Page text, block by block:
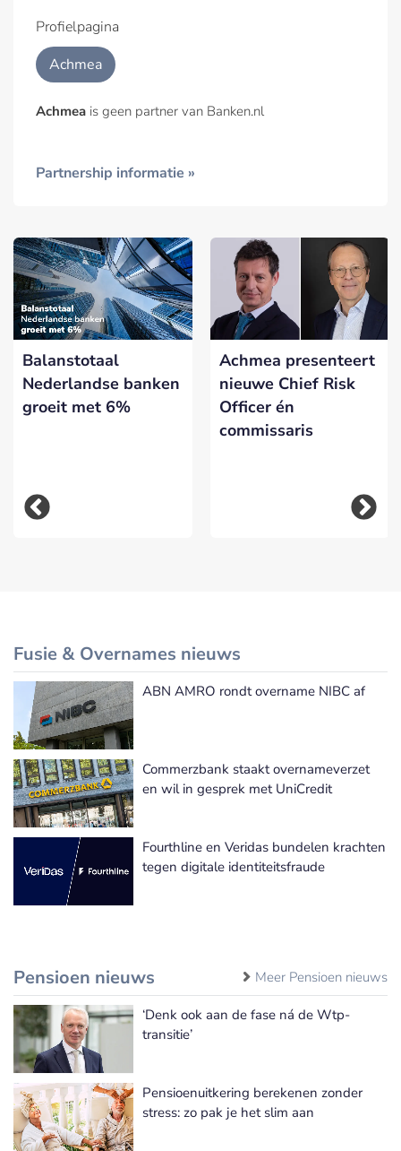
Profielpagina
Achmea
Achmea is geen partner van Banken.nl
Partnership informatie »
Balanstotaal
Nederlandse banken
groeit met 6%
Achmea presenteert
nieuwe Chief Risk
Officer én
commissaris
Fusie & Overnames nieuws
ABN AMRO rondt overname NIBC af
Commerzbank staakt overnameverzet
en wil in gesprek met UniCredit
Fourthline en Veridas bundelen krachten
tegen digitale identiteitsfraude
Pensioen nieuws Meer Pensioen nieuws
‘Denk ook aan de fase ná de Wtp-
transitie’
Pensioenuitkering berekenen zonder
stress: zo pak je het slim aan